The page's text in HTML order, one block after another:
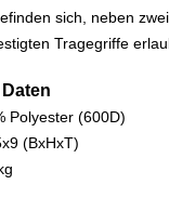
sich, neben
Tragegriffe
Polyester (600D)
(BxHxT)